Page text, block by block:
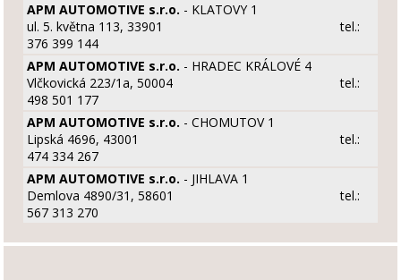
APM AUTOMOTIVE s.r.o. - KLATOVY 1
ul. 5. května 113, 33901
tel.:
376 399 144
APM AUTOMOTIVE s.r.o. - HRADEC KRÁLOVÉ 4
Vlčkovická 223/1a, 50004
tel.:
498 501 177
APM AUTOMOTIVE s.r.o. - CHOMUTOV 1
Lipská 4696, 43001
tel.:
474 334 267
APM AUTOMOTIVE s.r.o. - JIHLAVA 1
Demlova 4890/31, 58601
tel.:
567 313 270